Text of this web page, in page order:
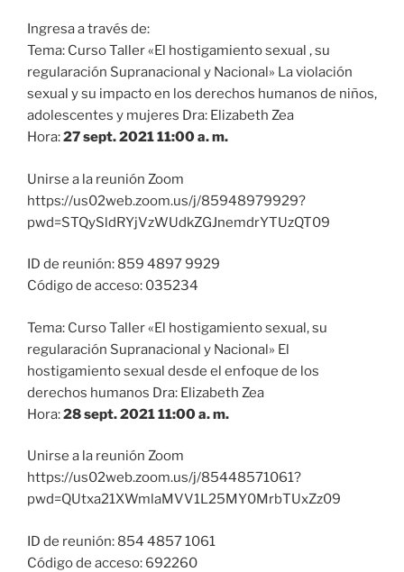
Ingresa a través de:
Tema: Curso Taller «El hostigamiento sexual , su
regularación Supranacional y Nacional» La violación
sexual y su impacto en los derechos humanos de niños,
adolescentes y mujeres Dra: Elizabeth Zea
Hora:27 sept. 2021 11:00 a. m.
Unirse a la reunión Zoom
https://us02web.zoom.us/j/85948979929?
pwd=STQySldRYjVzWUdkZGJnemdrYTUzQT09
ID de reunión: 859 4897 9929
Código de acceso: 035234
Tema: Curso Taller «El hostigamiento sexual, su
regularación Supranacional y Nacional» El
hostigamiento sexual desde el enfoque de los
derechos humanos Dra: Elizabeth Zea
Hora:28 sept. 2021 11:00 a. m.
Unirse a la reunión Zoom
https://us02web.zoom.us/j/85448571061?
pwd=QUtxa21XWmlaMVV1L25MY0MrbTUxZz09
ID de reunión: 854 4857 1061
Código de acceso: 692260